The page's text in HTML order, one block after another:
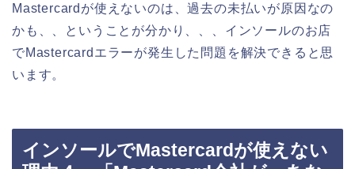
Mastercardが使えないのは、過去の未払いが原因なの
かも、、ということが分かり、、、インソールのお店
でMastercardエラーが発生した問題を解決できると思
います。
インソールでMastercardが使えない